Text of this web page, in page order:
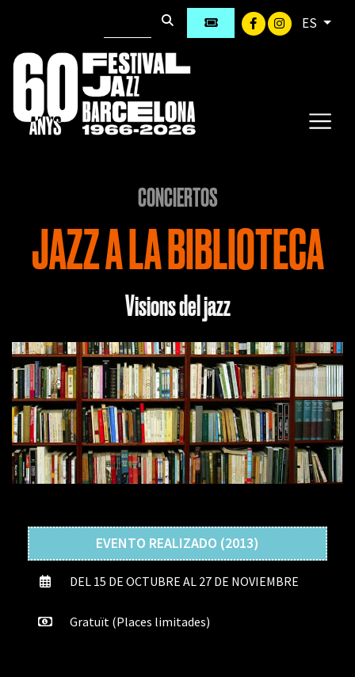
ES
CONCIERTOS
JAZZ A LA BIBLIOTECA
Visions del jazz
EVENTO REALIZADO (2013)
DEL 15 DE OCTUBRE AL 27 DE NOVIEMBRE
Gratuït (Places limitades)